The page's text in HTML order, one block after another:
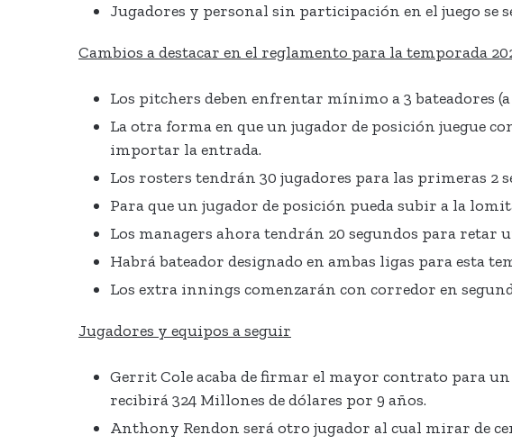
Jugadores y personal sin participación en el juego se
Cambios a destacar en el reglamento para la temporada
Los pitchers deben enfrentar mínimo a 3 bateadores
La otra forma en que un jugador de posición juegue
importar la entrada.
Los rosters tendrán 30 jugadores para las primeras 2
Para que un jugador de posición pueda subir a la
Los managers ahora tendrán 20 segundos para retar
Habrá bateador designado en ambas ligas para esta
Los extra innings comenzarán con corredor en
Jugadores y equipos a seguir
Gerrit Cole acaba de firmar el mayor contrato para
recibirá 324 Millones de dólares por 9 años.
Anthony Rendon será otro jugador al cual mirar de